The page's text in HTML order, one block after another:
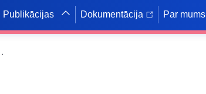
Publikācijas Dokumentācija Par mums
no 2012. līdz 2016. gadam